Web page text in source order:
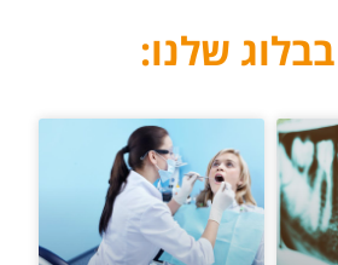
שלנו: